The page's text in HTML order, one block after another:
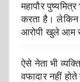
महापौर
करता है।
आरोपी खुले आम
ऐसे नेता भी
वफादार नहीं